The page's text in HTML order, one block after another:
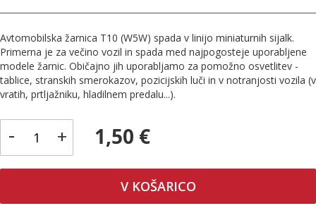
Avtomobilska žarnica T10 (W5W) spada v linijo miniaturnih sijalk.
Primerna je za večino vozil in spada med najpogosteje uporabljene
modele žarnic. Običajno jih uporabljamo za pomožno osvetlitev -
tablice, stranskih smerokazov, pozicijskih luči in v notranjosti vozila (v
vratih, prtljažniku, hladilnem predalu...).
- + 1,50 €
V KOŠARICO